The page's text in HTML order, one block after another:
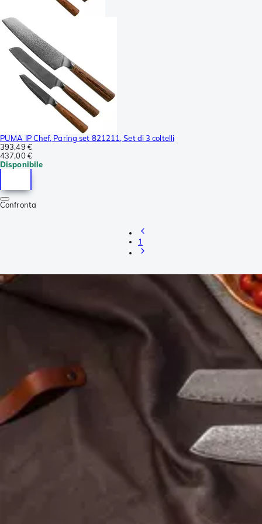
PUMA IP Chef, Paring set 821211, Set di 3 coltelli
393,49 €
437,00 €
Disponibile
Confronta
1